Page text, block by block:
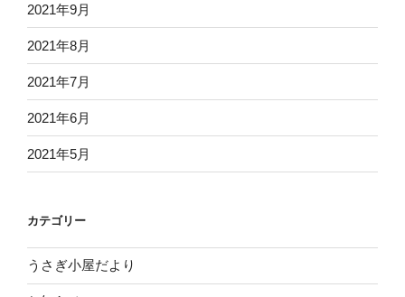
2021年9月
2021年8月
2021年7月
2021年6月
2021年5月
カテゴリー
うさぎ小屋だより